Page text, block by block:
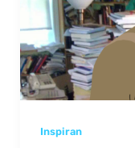
Inspiran